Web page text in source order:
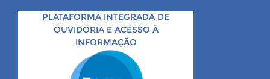
PLATAFORMA INTEGRADA DE
OUVIDORIA E ACESSO À
INFORMAÇÃO